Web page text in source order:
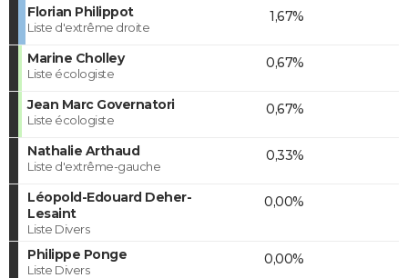
Florian Philippot
Liste d'extrême droite
1,67%
Marine Cholley
Liste écologiste
0,67%
Jean Marc Governatori
Liste écologiste
0,67%
Nathalie Arthaud
Liste d'extrême-gauche
0,33%
Léopold-Edouard Deher-
Lesaint
Liste Divers
0,00%
Philippe Ponge
Liste Divers
0,00%